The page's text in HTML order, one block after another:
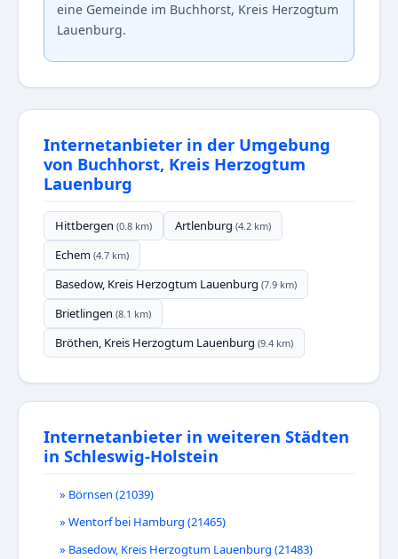
eine Gemeinde im Buchhorst, Kreis Herzogtum
Lauenburg.
Internetanbieter in der Umgebung
von Buchhorst, Kreis Herzogtum
Lauenburg
Hittbergen (0.8 km) Artlenburg (4.2 km)
Echem (4.7 km)
Basedow, Kreis Herzogtum Lauenburg (7.9 km)
Brietlingen (8.1 km)
Bröthen, Kreis Herzogtum Lauenburg (9.4 km)
Internetanbieter in weiteren Städten
in Schleswig-Holstein
» Börnsen (21039)
» Wentorf bei Hamburg (21465)
» Basedow, Kreis Herzogtum Lauenburg (21483)